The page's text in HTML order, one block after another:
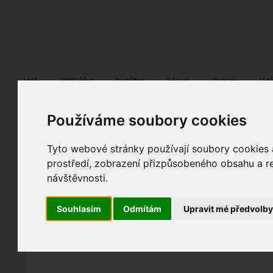
Používáme soubory cookies
Tyto webové stránky používají soubory
prostředí, zobrazení přizpůsobeného obsahu a
návštěvnosti.
Souhlasím Odmítám Upravit mé předvolby
Lidé PRO účet Nabídky Fórum Galerie
Gio®Gio 07:18 ostatní
GIO_6851 1400
spolupráce fotografováno fotky autora